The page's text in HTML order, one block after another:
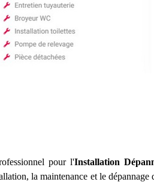
pour l'Installation
la maintenance et le dépannage